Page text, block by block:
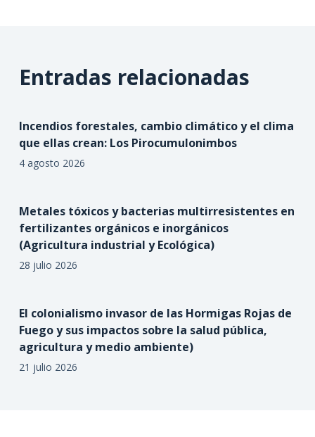
Entradas relacionadas
Incendios forestales, cambio climático y el clima
que ellas crean: Los Pirocumulonimbos
4 agosto 2026
Metales tóxicos y bacterias multirresistentes en
fertilizantes orgánicos e inorgánicos
(Agricultura industrial y Ecológica)
28 julio 2026
El colonialismo invasor de las Hormigas Rojas de
Fuego y sus impactos sobre la salud pública,
agricultura y medio ambiente)
21 julio 2026